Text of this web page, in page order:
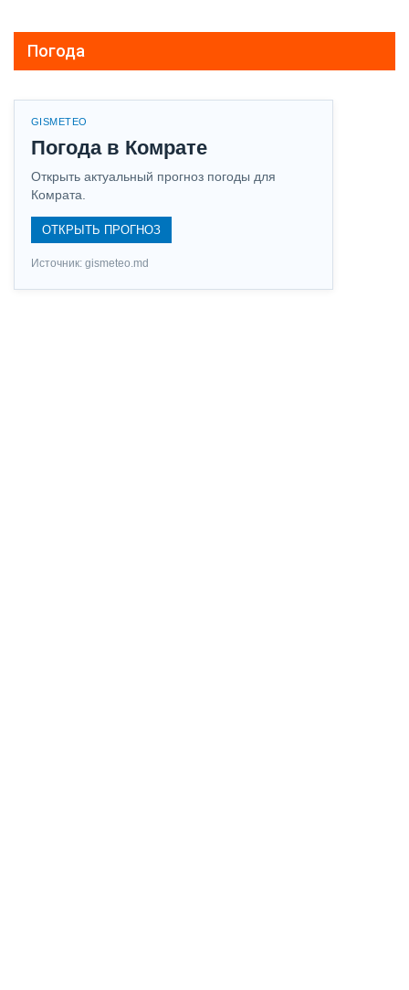
Погода
GISMETEO
Погода в Комрате
Открыть актуальный прогноз погоды для
Комрата.
ОТКРЫТЬ ПРОГНОЗ
Источник: gismeteo.md